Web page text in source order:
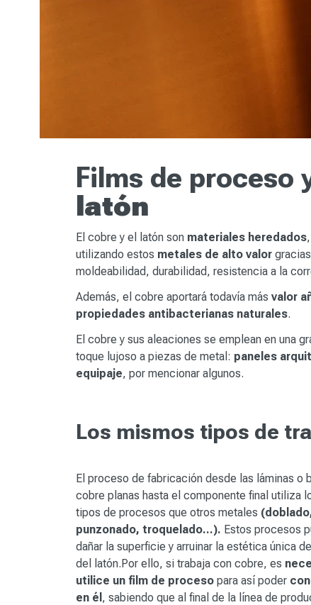
Films de proceso
latón
El cobre y el latón son materiales heredados
utilizando estos metales de alto valor
moldeabilidad, durabilidad, resistencia a la
Además, el cobre aportará todavía másvalor
propiedades antibacterianas naturales.
El cobre y sus aleaciones se emplean en una
toque lujoso a piezas de metal: paneles
equipaje, por mencionar algunos.
Los mismos tipos de
El proceso de fabricación desde las láminas o
cobre planas hasta el componente final utiliza
tipos de procesos que otros metales
punzonado, troquelado...). Estos procesos
dañar la superficie y arruinar la estética única
del latón.Por ello, si trabaja con cobre, es
utilice un film de procesopara así poder
en él , sabiendo que al final de la línea de